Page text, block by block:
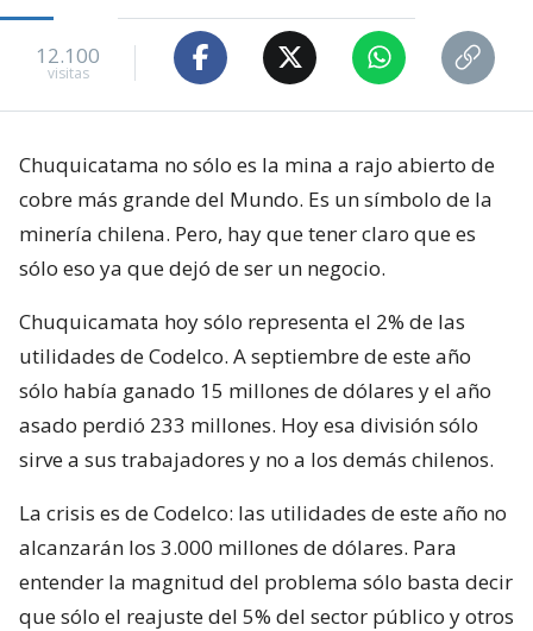
12.100
visitas
Chuquicatama no sólo es la mina a rajo abierto de
cobre más grande del Mundo. Es un símbolo de la
minería chilena. Pero, hay que tener claro que es
sólo eso ya que dejó de ser un negocio.
Chuquicamata hoy sólo representa el 2% de las
utilidades de Codelco. A septiembre de este año
sólo había ganado 15 millones de dólares y el año
asado perdió 233 millones. Hoy esa división sólo
sirve a sus trabajadores y no a los demás chilenos.
La crisis es de Codelco: las utilidades de este año no
alcanzarán los 3.000 millones de dólares. Para
entender la magnitud del problema sólo basta decir
que sólo el reajuste del 5% del sector público y otros